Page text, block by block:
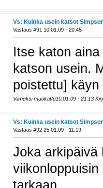
Vs: Kuinka usein katsot
Vastaus #91 10.01.09 - 20:45
Itse katon
katson usein.
poistettu]
Viimeksi muokattu10.01.09 - 21:13
Vs: Kuinka usein katsot
Vastaus #92 25.01.09 - 11:19
Joka arkipäivä
tarkaan.